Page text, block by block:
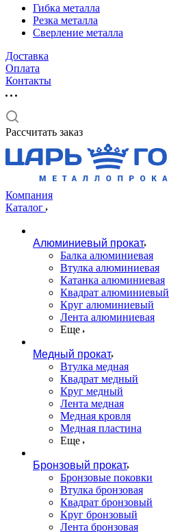
Гибка металла
Резка металла
Сверление металла
Доставка
Оплата
Контакты
Рассчитать заказ
Компания
Каталог
Алюминиевый прокат
Балка алюминиевая
Втулка алюминиевая
Катанка алюминиевая
Квадрат алюминиевый
Круг алюминиевый
Лента алюминиевая
Еще
Медный прокат
Втулка медная
Квадрат медный
Круг медный
Лента медная
Медная кровля
Медная пластина
Еще
Бронзовый прокат
Бронзовые поковки
Втулка бронзовая
Квадрат бронзовый
Круг бронзовый
Лента бронзовая